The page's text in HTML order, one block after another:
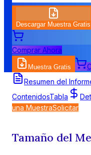
Descargar Muestra Gratis
Comprar Ahora
Muestra Gratis
Resumen del
ContenidosTabla
una MuestraSolicitar
Tamaño del